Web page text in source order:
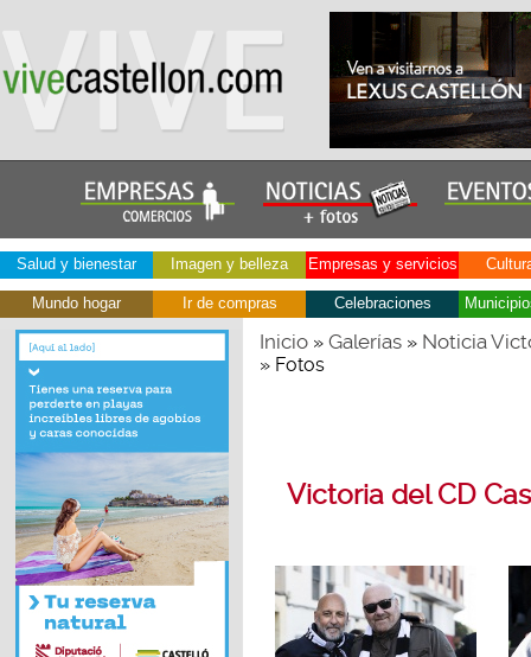
Salud y bienestar Imagen y belleza Empresas y servicios
Mundo hogar Ir de compras Celebraciones
Inicio» Galerías» Noticia
» Fotos
Victoria del CD